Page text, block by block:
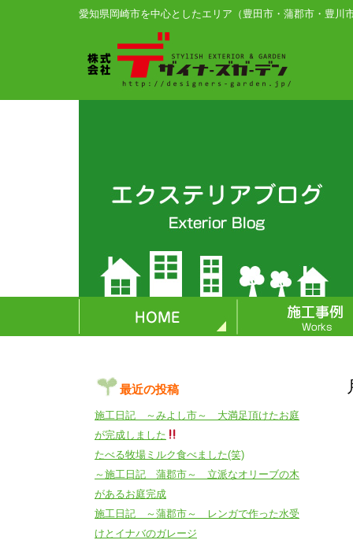
愛知県岡崎市を中心としたエリア（豊田市・蒲郡市・豊川
最近の投稿
施工日記 ～みよし市～ 大満足頂けたお庭
が完成しました
たべる牧場ミルク食べました(笑)
～施工日記 蒲郡市～ 立派なオリーブの木
があるお庭完成
施工日記 ～蒲郡市～ レンガで作った水受
けとイナバのガレージ